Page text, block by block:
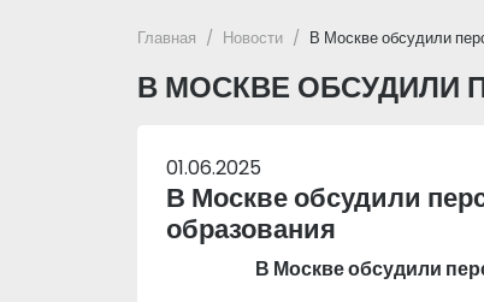
Главная Новости В Москве обсудили
В МОСКВЕ ОБСУДИЛИ
01.06.2025
В Москве обсудили
образования
В Москве обсудили